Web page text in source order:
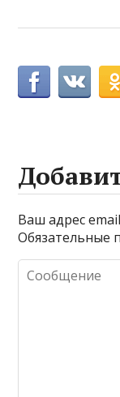
Ваш адрес
Обязательные